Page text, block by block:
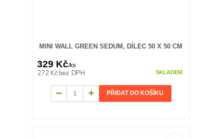
MINI WALL GREEN SEDUM, DÍLEC 50 X 50 CM
329 Kč/ks
272 Kč bez DPH SKLADEM
PŘIDAT DO KOŠÍKU